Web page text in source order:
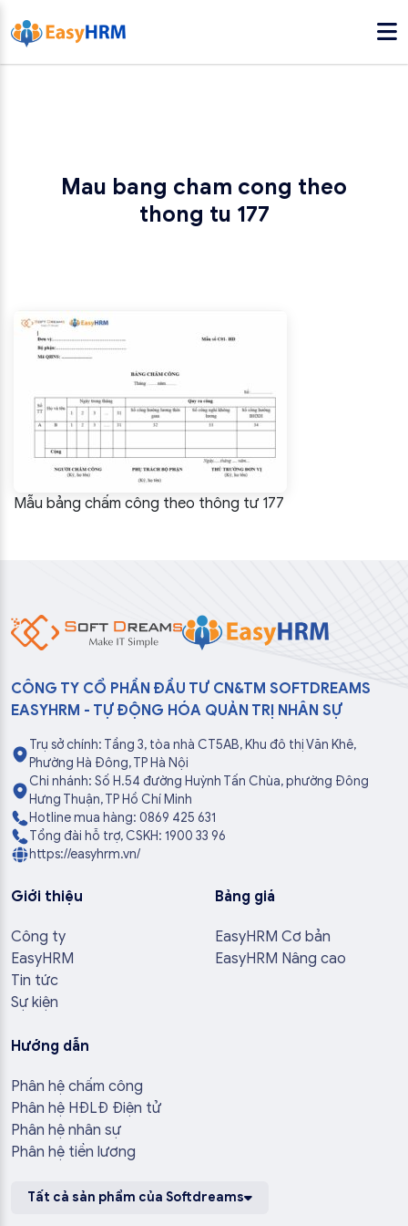
Mau bang cham cong theo
thong tu 177
Mẫu bảng chấm công theo thông tư 177
CÔNG TY CỔ PHẦN ĐẦU TƯ CN&TM SOFTDREAMS
EASYHRM - TỰ ĐỘNG HÓA QUẢN TRỊ NHÂN SỰ
Trụ sở chính: Tầng 3, tòa nhà CT5AB, Khu đô thị Văn Khê,
Phường Hà Đông, TP Hà Nội
Chi nhánh: Số H.54 đường Huỳnh Tấn Chùa, phường Đông
Hưng Thuận, TP Hồ Chí Minh
Hotline mua hàng: 0869 425 631
Tổng đài hỗ trợ, CSKH: 1900 33 96
https://easyhrm.vn/
Giới thiệu
Công ty
EasyHRM
Tin tức
Sự kiện
Bảng giá
EasyHRM Cơ bản
EasyHRM Nâng cao
Hướng dẫn
Phân hệ chấm công
Phân hệ HĐLĐ Điện tử
Phân hệ nhân sự
Phân hệ tiền lương
Tất cả sản phẩm của Softdreams